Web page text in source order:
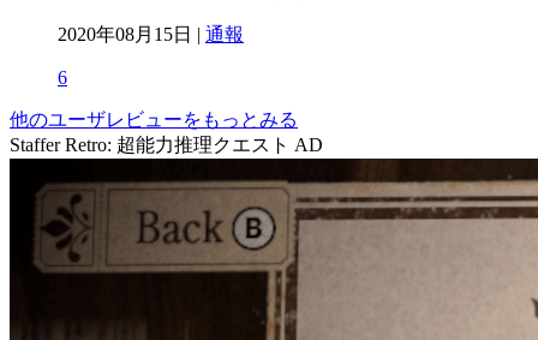
2020年08月15日 | 通報
6
他のユーザレビューをもっとみる
Staffer Retro: 超能力推理クエスト AD